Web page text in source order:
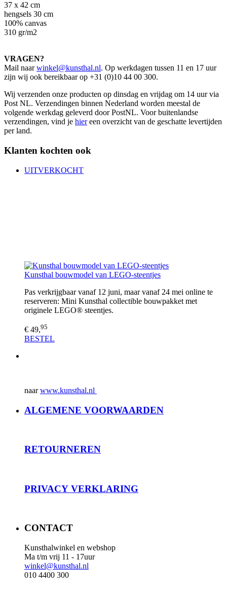
37 x 42 cm
hengsels 30 cm
100% canvas
310 gr/m2
VRAGEN?
Mail naarwinkel@kunsthal.nl. Op werkdagen tussen 11 en 17 uur
zijn wij ook bereikbaar op +31 (0)10 44 00 300.
Wij verzenden onze producten op dinsdag en vrijdag om 14 uur via
Post NL. Verzendingen binnen Nederland worden meestal de
volgende werkdag geleverd door PostNL. Voor buitenlandse
verzendingen, vind je hiereen overzicht van de geschatte levertijden
per land.
Klanten kochten ook
UITVERKOCHT
Kunsthal bouwmodel van LEGO-steentjes
Pas verkrijgbaar vanaf 12 juni, maar vanaf 24 mei online te
reserveren: Mini Kunsthal collectible bouwpakket met
originele LEGO® steentjes.
€ 49,95
BESTEL
naarwww.kunsthal.nl
ALGEMENE VOORWAARDEN
RETOURNEREN
PRIVACY VERKLARING
CONTACT
Kunsthalwinkel en webshop
Ma t/m vrij 11 - 17uur
winkel@kunsthal.nl
010 4400 300